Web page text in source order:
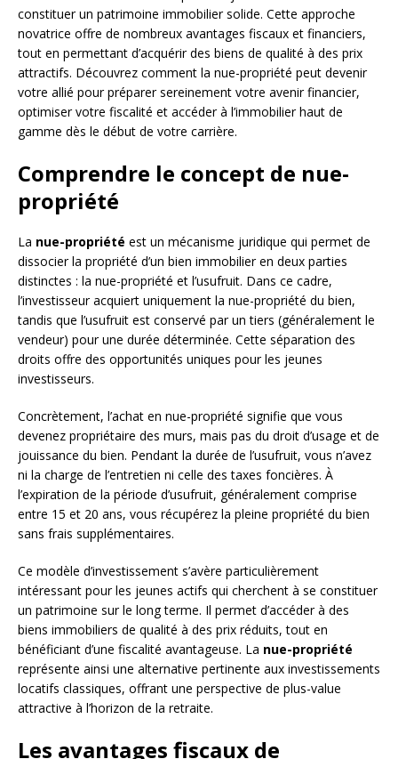
constituer un patrimoine immobilier solide. Cette approche
novatrice offre de nombreux avantages fiscaux et financiers,
tout en permettant d’acquérir des biens de qualité à des prix
attractifs. Découvrez comment la nue-propriété peut devenir
votre allié pour préparer sereinement votre avenir financier,
optimiser votre fiscalité et accéder à l’immobilier haut de
gamme dès le début de votre carrière.
Comprendre le concept de nue-
propriété
La nue-propriété est un mécanisme juridique qui permet de
dissocier la propriété d’un bien immobilier en deux parties
distinctes : la nue-propriété et l’usufruit. Dans ce cadre,
l’investisseur acquiert uniquement la nue-propriété du bien,
tandis que l’usufruit est conservé par un tiers (généralement le
vendeur) pour une durée déterminée. Cette séparation des
droits offre des opportunités uniques pour les jeunes
investisseurs.
Concrètement, l’achat en nue-propriété signifie que vous
devenez propriétaire des murs, mais pas du droit d’usage et de
jouissance du bien. Pendant la durée de l’usufruit, vous n’avez
ni la charge de l’entretien ni celle des taxes foncières. À
l’expiration de la période d’usufruit, généralement comprise
entre 15 et 20 ans, vous récupérez la pleine propriété du bien
sans frais supplémentaires.
Ce modèle d’investissement s’avère particulièrement
intéressant pour les jeunes actifs qui cherchent à se constituer
un patrimoine sur le long terme. Il permet d’accéder à des
biens immobiliers de qualité à des prix réduits, tout en
bénéficiant d’une fiscalité avantageuse. La nue-propriété
représente ainsi une alternative pertinente aux investissements
locatifs classiques, offrant une perspective de plus-value
attractive à l’horizon de la retraite.
Les avantages fiscaux de